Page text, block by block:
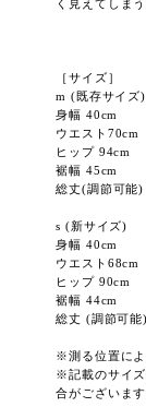
く見えてしま
［サイズ］
m (既存サイズ)
身幅 40cm
ウエスト70cm
ヒップ 94cm
裾幅 45cm
総丈(調節可能)
s (新サイズ)
身幅 40cm
ウエスト68cm
ヒップ 90cm
裾幅 44cm
総丈 (調節可能
※測る位置によ
※記載のサイズ
合がございます